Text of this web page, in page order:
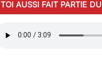
TOI AUSSI FAIT PARTIE